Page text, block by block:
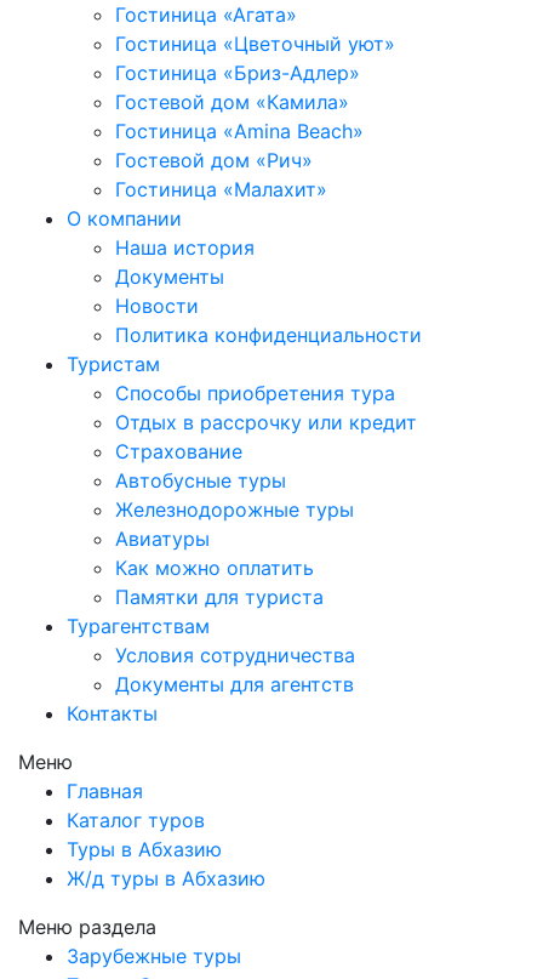
Гостиница «Агата»
Гостиница «Цветочный уют»
Гостиница «Бриз-Адлер»
Гостевой дом «Камила»
Гостиница «Amina Beach»
Гостевой дом «Рич»
Гостиница «Малахит»
О компании
Наша история
Документы
Новости
Политика конфиденциальности
Туристам
Способы приобретения тура
Отдых в рассрочку или кредит
Страхование
Автобусные туры
Железнодорожные туры
Авиатуры
Как можно оплатить
Памятки для туриста
Турагентствам
Условия сотрудничества
Документы для агентств
Контакты
Меню
Главная
Каталог туров
Туры в Абхазию
Ж/д туры в Абхазию
Меню раздела
Зарубежные туры